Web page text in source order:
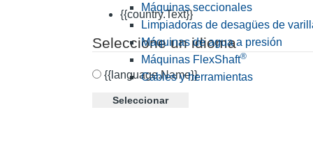
{{country.Text}}
Seleccione un idioma
{{language.Name}}
Seleccionar
Máquinas seccionales
Limpiadoras de desagües de
Máquinas de agua a presión
Máquinas FlexShaft®
Cables y herramientas